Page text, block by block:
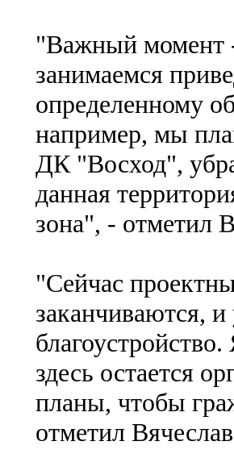
"Важный момент
занимаемся
определенному
например, мы
ДК "Восход",
данная
зона", - отметил
"Сейчас
заканчиваются,
здесь остается
планы, чтобы
отметил